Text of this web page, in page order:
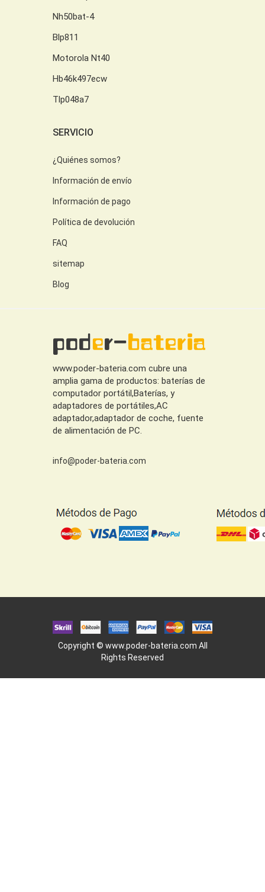
Nh50bat-4
Blp811
Motorola Nt40
Hb46k497ecw
Tlp048a7
SERVICIO
¿Quiénes somos?
Información de envío
Información de pago
Política de devolución
FAQ
sitemap
Blog
www.poder-bateria.com cubre una
amplia gama de productos: baterías de
computador portátil,Baterías, y
adaptadores de portátiles,AC
adaptador,adaptador de coche, fuente
de alimentación de PC.
info@poder-bateria.com
Copyright © www.poder-bateria.com All
Rights Reserved